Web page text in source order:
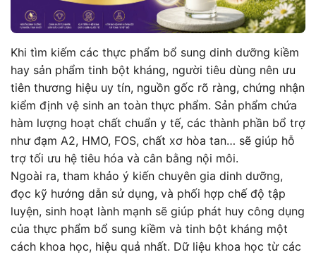
Khi tìm kiếm các thực phẩm bổ sung dinh dưỡng kiềm
hay sản phẩm tinh bột kháng, người tiêu dùng nên ưu
tiên thương hiệu uy tín, nguồn gốc rõ ràng, chứng nhận
kiểm định vệ sinh an toàn thực phẩm. Sản phẩm chứa
hàm lượng hoạt chất chuẩn y tế, các thành phần bổ trợ
như đạm A2, HMO, FOS, chất xơ hòa tan… sẽ giúp hỗ
trợ tối ưu hệ tiêu hóa và cân bằng nội môi.
Ngoài ra, tham khảo ý kiến chuyên gia dinh dưỡng,
đọc kỹ hướng dẫn sử dụng, và phối hợp chế độ tập
luyện, sinh hoạt lành mạnh sẽ giúp phát huy công dụng
của thực phẩm bổ sung kiềm và tinh bột kháng một
cách khoa học, hiệu quả nhất. Dữ liệu khoa học từ các